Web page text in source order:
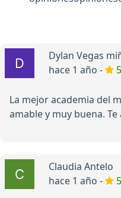
Dylan Vegas
hace 1 año -
La mejor academia del
amable y muy buena.
Claudia Antelo
hace 1 año -